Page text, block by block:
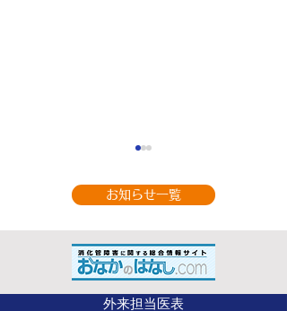
お知らせ一覧
外来担当医表